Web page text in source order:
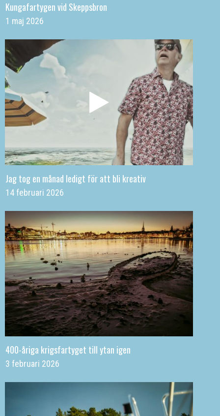
Kungafartygen vid Skeppsbron
1 maj 2026
Jag tog en månad ledigt för att bli kreativ
14 februari 2026
400-åriga krigsfartyget till ytan igen
3 februari 2026